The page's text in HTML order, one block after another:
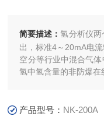
简要描述：氢分析仪两
出，标准4～20mA电
空分等行业中混合气
氢中氢含量的非防爆在
产品型号： NK-200A